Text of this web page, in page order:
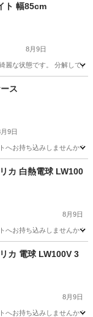
ト 幅85cm
8月9日
麗な状態です。 分解して
ス
9日
持ち込みしませんか？
カ 白熱電球 LW100
8月9日
持ち込みしませんか？
カ 電球 LW100V 3
8月9日
持ち込みしませんか？